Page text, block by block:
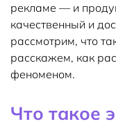
рекламе — и
качественный и
рассмотрим, что
расскажем, как
феноменом.
Что такое